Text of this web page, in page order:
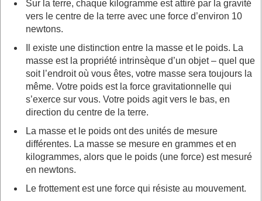
Sur la terre, chaque kilogramme est attiré par la gravité
vers le centre de la terre avec une force d’environ 10
newtons.
Il existe une distinction entre la masse et le poids. La
masse est la propriété intrinsèque d’un objet – quel que
soit l’endroit où vous êtes, votre masse sera toujours la
même. Votre poids est la force gravitationnelle qui
s’exerce sur vous. Votre poids agit vers le bas, en
direction du centre de la terre.
La masse et le poids ont des unités de mesure
différentes. La masse se mesure en grammes et en
kilogrammes, alors que le poids (une force) est mesuré
en newtons.
Le frottement est une force qui résiste au mouvement.